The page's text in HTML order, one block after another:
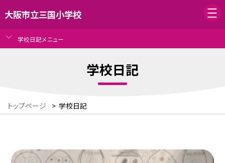
大阪市立三国小学校
学校日記メニュー
学校日記
トップページ > 学校日記